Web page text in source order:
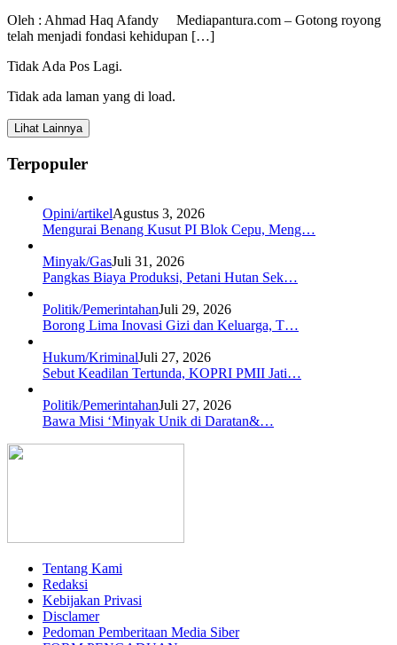
Oleh : Ahmad Haq Afandy Mediapantura.com – Gotong royong
telah menjadi fondasi kehidupan […]
Tidak Ada Pos Lagi.
Tidak ada laman yang di load.
Lihat Lainnya
Terpopuler
Opini/artikelAgustus 3, 2026
Mengurai Benang Kusut PI Blok Cepu, Meng…
Minyak/GasJuli 31, 2026
Pangkas Biaya Produksi, Petani Hutan Sek…
Politik/PemerintahanJuli 29, 2026
Borong Lima Inovasi Gizi dan Keluarga, T…
Hukum/KriminalJuli 27, 2026
Sebut Keadilan Tertunda, KOPRI PMII Jati…
Politik/PemerintahanJuli 27, 2026
Bawa Misi ‘Minyak Unik di Daratan&…
Tentang Kami
Redaksi
Kebijakan Privasi
Disclamer
Pedoman Pemberitaan Media Siber